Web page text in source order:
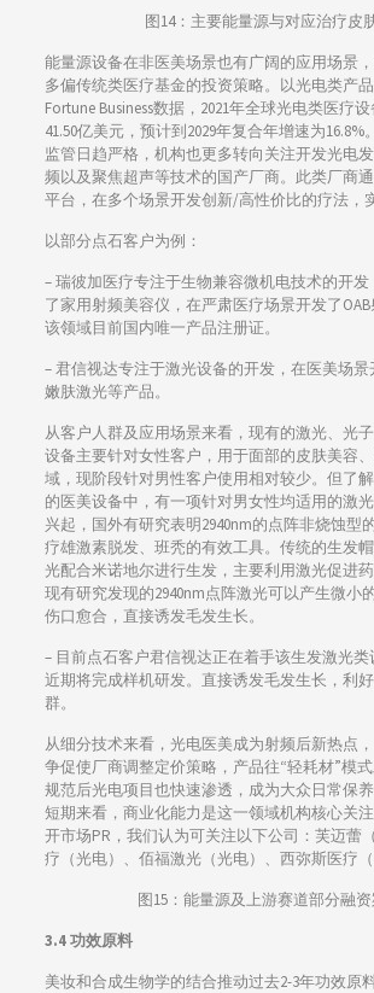
图14：主要能量源与对应治疗皮
能量源设备在非医美场景也有广阔的应用场景
多偏传统类医疗基金的投资策略。以光电类产
Fortune Business数据，2021年全球光电类医疗
41.50亿美元，预计到2029年复合年增速为
监管日趋严格，机构也更多转向关注开发光电
频以及聚焦超声等技术的国产厂商。此类厂商
平台，在多个场景开发创新/高性价比的疗法，
以部分点石客户为例：
– 瑞彼加医疗专注于生物兼容微机电技术的开
了家用射频美容仪，在严肃医疗场景开发了
该领域目前国内唯一产品注册证。
– 君信视达专注于激光设备的开发，在医美场
嫩肤激光等产品。
从客户人群及应用场景来看，现有的激光、光
设备主要针对女性客户，用于面部的皮肤美容
域，现阶段针对男性客户使用相对较少。但了
的医美设备中，有一项针对男女性均适用的激
兴起，国外有研究表明2940nm的点阵非烧蚀型
疗雄激素脱发、班秃的有效工具。传统的生发
光配合米诺地尔进行生发，主要利用激光促进
现有研究发现的2940nm点阵激光可以产生微小
伤口愈合，直接诱发毛发生长。
– 目前点石客户君信视达正在着手该生发激光
近期将完成样机研发。直接诱发毛发生长，利
群。
从细分技术来看，光电医美成为射频后新热点
争促使厂商调整定价策略，产品往“轻耗材”模
规范后光电项目也快速渗透，成为大众日常保
短期来看，商业化能力是这一领域机构核心关
开市场PR，我们认为可关注以下公司：芙迈蕾
疗（光电）、佰福激光（光电）、西弥斯医疗（
图15：能量源及上游赛道部分融
3.4 功效原料
美妆和合成生物学的结合推动过去2-3年功效原